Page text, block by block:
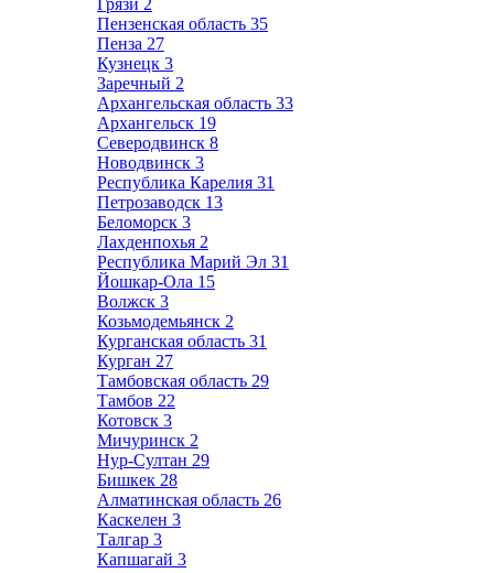
Грязи 2
Пензенская область 35
Пенза 27
Кузнецк 3
Заречный 2
Архангельская область 33
Архангельск 19
Северодвинск 8
Новодвинск 3
Республика Карелия 31
Петрозаводск 13
Беломорск 3
Лахденпохья 2
Республика Марий Эл 31
Йошкар-Ола 15
Волжск 3
Козьмодемьянск 2
Курганская область 31
Курган 27
Тамбовская область 29
Тамбов 22
Котовск 3
Мичуринск 2
Нур-Султан 29
Бишкек 28
Алматинская область 26
Каскелен 3
Талгар 3
Капшагай 3